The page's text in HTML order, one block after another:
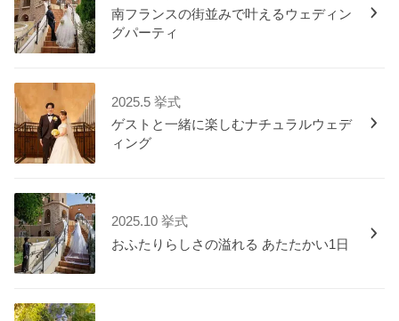
南フランスの街並みで叶えるウェディン
グパーティ
2025.5 挙式
ゲストと一緒に楽しむナチュラルウェデ
ィング
2025.10 挙式
おふたりらしさの溢れる あたたかい1日